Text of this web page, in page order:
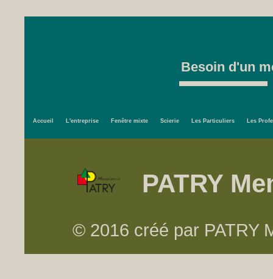
Besoin d'un
Accueil L'entreprise Fenêtre mixte Scierie Les Particuliers Les
PATRY
© 2016 créé par PATRY